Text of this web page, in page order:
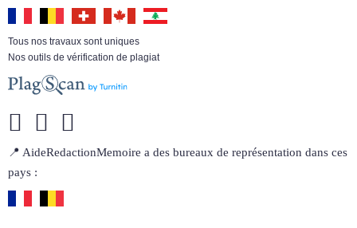
Tous nos travaux sont uniques
Nos outils de vérification de plagiat
📍 AideRedactionMemoire a des bureaux de représentation dans ces
pays :